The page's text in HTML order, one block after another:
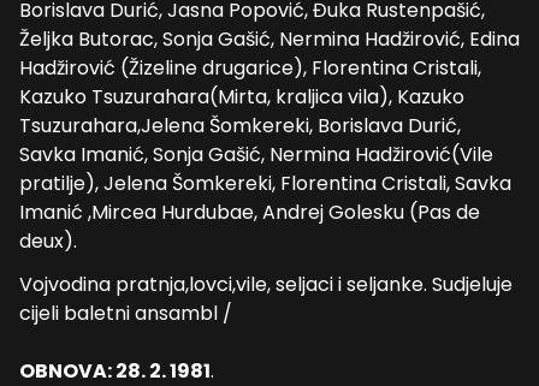
Borislava Durić, Jasna Popović, Đuka Rustenpašić,
Željka Butorac, Sonja Gašić, Nermina Hadžirović, Edina
Hadžirović (Žizeline drugarice), Florentina Cristali,
Kazuko Tsuzurahara(Mirta, kraljica vila), Kazuko
Tsuzurahara,Jelena Šomkereki, Borislava Durić,
Savka Imanić, Sonja Gašić, Nermina Hadžirović(Vile
pratilje), Jelena Šomkereki, Florentina Cristali, Savka
Imanić ,Mircea Hurdubae, Andrej Golesku (Pas de
deux).
Vojvodina pratnja,lovci,vile, seljaci i seljanke. Sudjeluje
cijeli baletni ansambl /
OBNOVA: 28. 2. 1981.